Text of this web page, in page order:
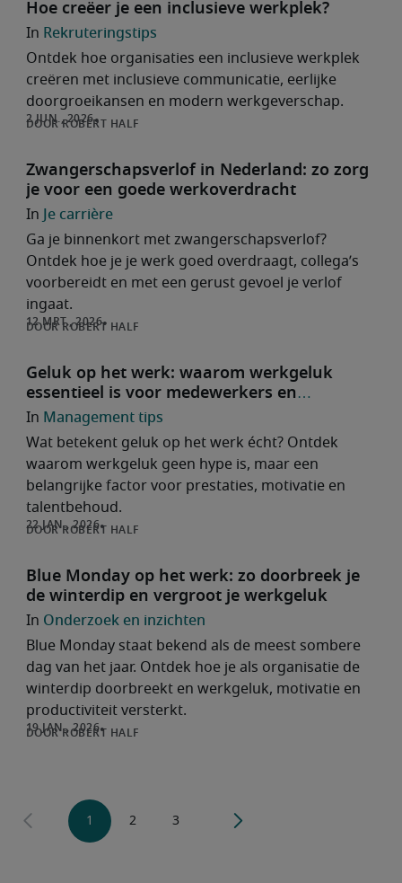
Hoe creëer je een inclusieve werkplek?
Ontdek hoe organisaties een inclusieve werkplek
creëren met inclusieve communicatie, eerlijke
doorgroeikansen en modern werkgeverschap.
Rekruteringstips
ROBERT HALF
Zwangerschapsverlof in Nederland: zo zorg
je voor een goede werkoverdracht
Ga je binnenkort met zwangerschapsverlof?
Ontdek hoe je je werk goed overdraagt, collega’s
voorbereidt en met een gerust gevoel je verlof
ingaat.
Je carrière
ROBERT HALF
Geluk op het werk: waarom werkgeluk
essentieel is voor medewerkers en
organisaties
Wat betekent geluk op het werk écht? Ontdek
waarom werkgeluk geen hype is, maar een
belangrijke factor voor prestaties, motivatie en
talentbehoud.
Management tips
ROBERT HALF
Blue Monday op het werk: zo doorbreek je
de winterdip en vergroot je werkgeluk
Blue Monday staat bekend als de meest sombere
dag van het jaar. Ontdek hoe je als organisatie de
winterdip doorbreekt en werkgeluk, motivatie en
productiviteit versterkt.
Onderzoek en inzichten
ROBERT HALF